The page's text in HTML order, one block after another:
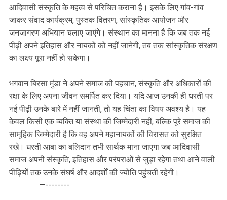
आदिवासी संस्कृति के महत्व से परिचित कराना है। इसके लिए गांव-गांव
जाकर संवाद कार्यक्रम, पुस्तक वितरण, सांस्कृतिक आयोजन और
जनजागरण अभियान चलाए जाएंगे। संस्थान का मानना है कि जब तक नई
पीढ़ी अपने इतिहास और नायकों को नहीं जानेगी, तब तक सांस्कृतिक संरक्षण
का लक्ष्य पूरा नहीं हो सकेगा।
भगवान बिरसा मुंडा ने अपने समाज की पहचान, संस्कृति और अधिकारों की
रक्षा के लिए अपना जीवन समर्पित कर दिया। यदि आज उनकी ही धरती पर
नई पीढ़ी उनके बारे में नहीं जानती, तो यह चिंता का विषय अवश्य है। यह
केवल किसी एक व्यक्ति या संस्था की जिम्मेदारी नहीं, बल्कि पूरे समाज की
सामूहिक जिम्मेदारी है कि वह अपने महानायकों की विरासत को सुरक्षित
रखे। धरती आबा का बलिदान तभी सार्थक माना जाएगा जब आदिवासी
समाज अपनी संस्कृति, इतिहास और परंपराओं से जुड़ा रहेगा तथा आने वाली
पीढ़ियों तक उनके संघर्ष और आदर्शों की ज्योति पहुंचती रहेगी।
—--------